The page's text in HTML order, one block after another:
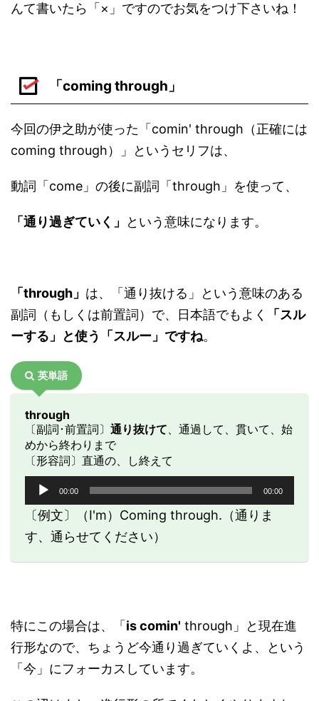
んて書いたら「×」ですのでお気をつけ下さいね！
「coming through」
今回の伊之助が使った「comin' through（正確には
coming through）」というセリフは、
動詞「come」の後に副詞「through」を使って、
「通り過ぎていく」 という意味になります。
「through」 は、「通り抜ける」という意味のある
副詞（もしくは前置詞）で、日本語でもよく
「スル
ーする」と使う「スルー」ですね。
英単語
through
〔副詞･前置詞〕 通り抜けて、通過して、貫いて、始
めから終わりまで
〔形容詞〕直通の、し終えて
プ
レ
ー
ヤ
00:00 00:00
〔例文〕（I'm）Coming through.（通りま
す、通らせてください）
特にこの場合は、「 is comin' through」と現在進
行形なので、ちょうど今通り過ぎていくよ、という
「今」にフォーカスしています。